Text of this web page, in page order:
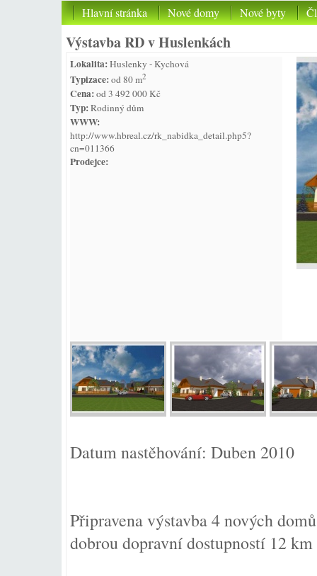
Hlavní stránka Nové domy Nové byty
Výstavba RD v Huslenkách
Lokalita:Huslenky - Kychová
Typizace:od 80 m2
Cena:od 3 492 000 Kč
Typ:Rodinný dům
WWW:
http://www.hbreal.cz/rk_nabidka_detail.php5?
cn=011366
Prodejce:
Datum nastěhování: Duben 2010
Připravena výstavba 4 nových
dobrou dopravní dostupností 12